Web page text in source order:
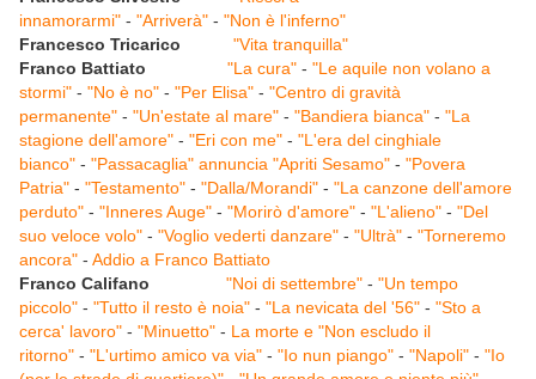
innamorarmi" - "Arriverà" - "Non è l'inferno"
Francesco Tricarico
"Vita tranquilla"
Franco Battiato
"La cura" - "Le aquile non volano a
stormi" - "No è no" - "Per Elisa" - "Centro di gravità
permanente" - "Un'estate al mare" - "Bandiera bianca" - "La
stagione dell'amore" - "Eri con me" - "L'era del cinghiale
bianco" - "Passacaglia" annuncia "Apriti Sesamo" - "Povera
Patria" - "Testamento" - "Dalla/Morandi" - "La canzone dell'amore
perduto" - "Inneres Auge" - "Morirò d'amore" - "L'alieno" - "Del
suo veloce volo" - "Voglio vederti danzare" - "Ultrà" - "Torneremo
ancora" - Addio a Franco Battiato
Franco Califano
"Noi di settembre" - "Un tempo
piccolo" - "Tutto il resto è noia" - "La nevicata del '56" - "Sto a
cerca' lavoro" - "Minuetto" - La morte e "Non escludo il
ritorno" - "L'urtimo amico va via" - "Io nun piango" - "Napoli" - "Io